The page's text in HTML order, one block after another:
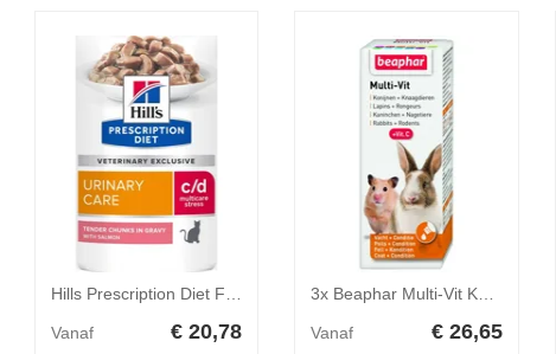
Vanaf € 20,78 Vanaf € 26,65